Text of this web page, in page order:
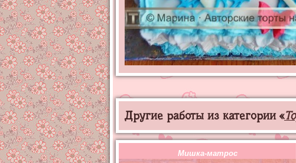
Другие работы из категории «
Мишка-матрос